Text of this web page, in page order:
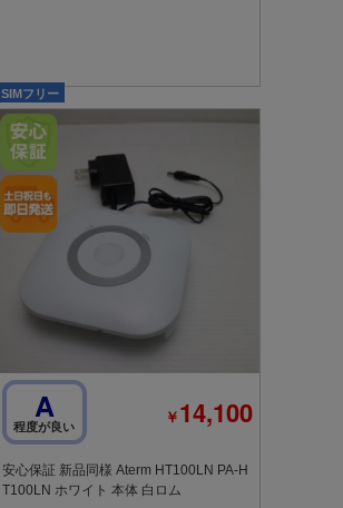
SIMフリー
A
程度が良い ￥14,100
安心保証 新品同様 Aterm HT100LN PA-H
T100LN ホワイト 本体 白ロム